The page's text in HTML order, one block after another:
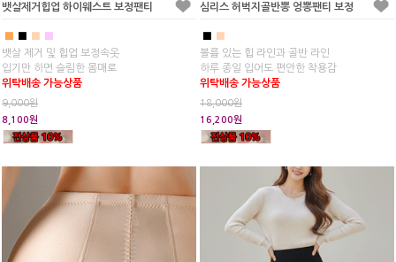
뱃살제거힙업 하이웨스트 보정팬티
■ ■ ■ ■
뱃살 제거 및 힙업 보정속옷
입기만 하면 슬림한 몸매로
위탁배송 가능상품
9,000원
8,100원
심리스 허벅지골반뽕 엉뽕팬티 보정
■ ■
볼륨 있는 힙 라인과 골반 라인
하루 종일 입어도 편안한 착용감
위탁배송 가능상품
18,000원
16,200원